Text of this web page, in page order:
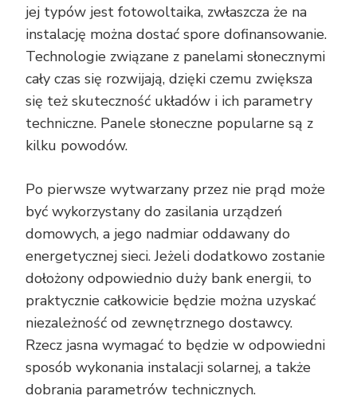
jej typów jest fotowoltaika, zwłaszcza że na
instalację można dostać spore dofinansowanie.
Technologie związane z panelami słonecznymi
cały czas się rozwijają, dzięki czemu zwiększa
się też skuteczność układów i ich parametry
techniczne. Panele słoneczne popularne są z
kilku powodów.
Po pierwsze wytwarzany przez nie prąd może
być wykorzystany do zasilania urządzeń
domowych, a jego nadmiar oddawany do
energetycznej sieci. Jeżeli dodatkowo zostanie
dołożony odpowiednio duży bank energii, to
praktycznie całkowicie będzie można uzyskać
niezależność od zewnętrznego dostawcy.
Rzecz jasna wymagać to będzie w odpowiedni
sposób wykonania instalacji solarnej, a także
dobrania parametrów technicznych.